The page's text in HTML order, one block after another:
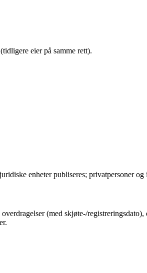
eier på samme rett).
enheter publiseres; privatpersoner
(med skjøte-/